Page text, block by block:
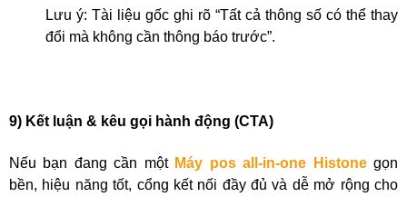
Lưu ý: Tài liệu gốc ghi rõ “Tất cả thông số có thể thay
đổi mà không cần thông báo trước”.
9) Kết luận & kêu gọi hành động (CTA)
Nếu bạn đang cần một Máy pos all-in-one Histone gọn
bền, hiệu năng tốt, cổng kết nối đầy đủ và dễ mở rộng cho